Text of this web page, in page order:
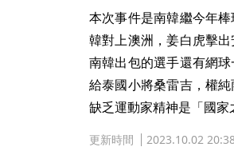
本次事件是南韓繼今年
韓對上澳洲，姜白虎擊
南韓出包的選手還有網
給泰國小將桑雷吉，權
缺乏運動家精神是「國家
更新時間 2023.10.02